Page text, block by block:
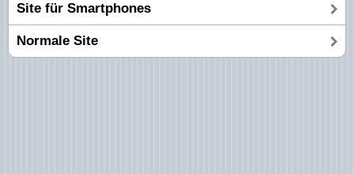
Site für Smartphones
Normale Site